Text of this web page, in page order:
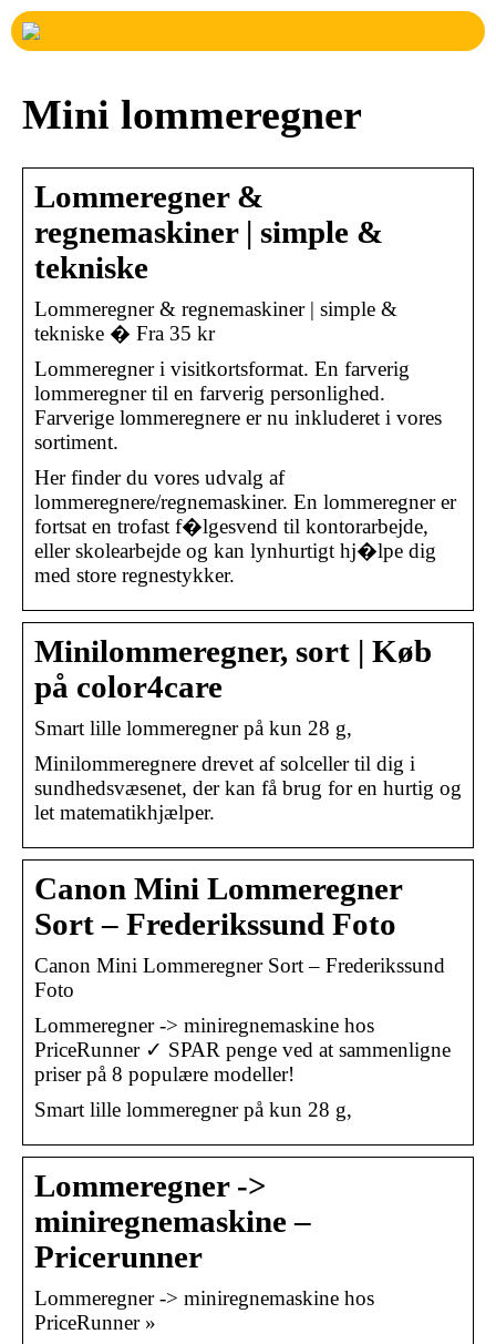
Mini lommeregner
Lommeregner &
regnemaskiner | simple &
tekniske
Lommeregner & regnemaskiner | simple &
tekniske � Fra 35 kr
Lommeregner i visitkortsformat. En farverig
lommeregner til en farverig personlighed.
Farverige lommeregnere er nu inkluderet i vores
sortiment.
Her finder du vores udvalg af
lommeregnere/regnemaskiner. En lommeregner er
fortsat en trofast f�lgesvend til kontorarbejde,
eller skolearbejde og kan lynhurtigt hj�lpe dig
med store regnestykker.
Minilommeregner, sort | Køb
på color4care
Smart lille lommeregner på kun 28 g,
Minilommeregnere drevet af solceller til dig i
sundhedsvæsenet, der kan få brug for en hurtig og
let matematikhjælper.
Canon Mini Lommeregner
Sort – Frederikssund Foto
Canon Mini Lommeregner Sort – Frederikssund
Foto
Lommeregner -> miniregnemaskine hos
PriceRunner ✓ SPAR penge ved at sammenligne
priser på 8 populære modeller!
Smart lille lommeregner på kun 28 g,
Lommeregner ->
miniregnemaskine –
Pricerunner
Lommeregner -> miniregnemaskine hos
PriceRunner »